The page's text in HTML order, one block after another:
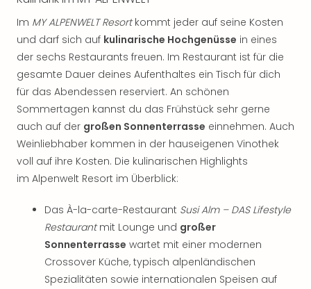
Im MY ALPENWELT Resortkommt jeder auf seine Kosten
und darf sich auf kulinarische Hochgenüsse in eines
der sechs Restaurants freuen. Im Restaurant ist für die
gesamte Dauer deines Aufenthaltes ein Tisch für dich
für das Abendessen reserviert. An schönen
Sommertagen kannst du das Frühstück sehr gerne
auch auf der großen Sonnenterrasse einnehmen. Auch
Weinliebhaber kommen in der hauseigenen Vinothek
voll auf ihre Kosten. Die kulinarischen Highlights
im Alpenwelt Resort im Überblick:
Das À-la-carte-Restaurant Susi Alm – DAS Lifestyle
Restaurantmit Lounge und großer
Sonnenterrasse wartet mit einer modernen
Crossover Küche, typisch alpenländischen
Spezialitäten sowie internationalen Speisen auf